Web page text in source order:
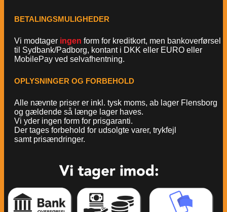
BETALINGSMULIGHEDER
Vi modtager ingen form for kreditkort, men bankoverførsel
til Sydbank/Padborg, kontant i DKK eller EURO eller
MobilePay ved selvafhentning.
OPLYSNINGER OG FORBEHOLD
Alle nævnte priser er inkl. tysk moms, ab lager Flensborg
og gældende så længe lager haves.
Vi yder ingen form for prisgaranti.
Der tages forbehold for udsolgte varer, trykfejl
samt prisændringer.